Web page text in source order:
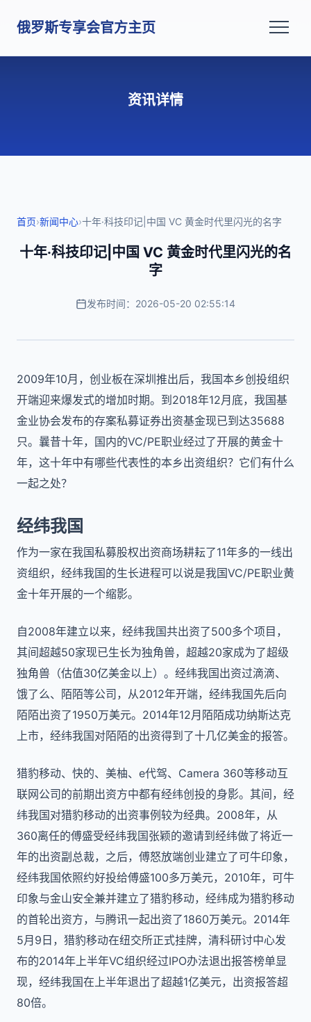
俄罗斯专享会官方主页
资讯详情
首页›新闻中心›十年·科技印记|中国 VC 黄金时代里闪光的名字
十年·科技印记|中国 VC 黄金时代里闪光的名
字
发布时间：2026-05-20 02:55:14
2009年10月，创业板在深圳推出后，我国本乡创投组织
开端迎来爆发式的增加时期。到2018年12月底，我国基
金业协会发布的存案私募证券出资基金现已到达35688
只。曩昔十年，国内的VC/PE职业经过了开展的黄金十
年，这十年中有哪些代表性的本乡出资组织？它们有什么
一起之处？
经纬我国
作为一家在我国私募股权出资商场耕耘了11年多的一线出
资组织，经纬我国的生长进程可以说是我国VC/PE职业黄
金十年开展的一个缩影。
自2008年建立以来，经纬我国共出资了500多个项目，
其间超越50家现已生长为独角兽，超越20家成为了超级
独角兽（估值30亿美金以上）。经纬我国出资过滴滴、
饿了么、陌陌等公司，从2012年开端，经纬我国先后向
陌陌出资了1950万美元。2014年12月陌陌成功纳斯达克
上市，经纬我国对陌陌的出资得到了十几亿美金的报答。
猎豹移动、快的、美柚、e代驾、Camera 360等移动互
联网公司的前期出资方中都有经纬创投的身影。其间，经
纬我国对猎豹移动的出资事例较为经典。2008年，从
360离任的傅盛受经纬我国张颖的邀请到经纬做了将近一
年的出资副总裁，之后，傅怒放端创业建立了可牛印象，
经纬我国依照约好投给傅盛100多万美元，2010年，可牛
印象与金山安全兼并建立了猎豹移动，经纬成为猎豹移动
的首轮出资方，与腾讯一起出资了1860万美元。2014年
5月9日，猎豹移动在纽交所正式挂牌，清科研讨中心发
布的2014年上半年VC组织经过IPO办法退出报答榜单显
现，经纬我国在上半年退出了超越1亿美元，出资报答超
80倍。